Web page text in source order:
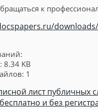
к
8.34 KB
1
лист публичных
и без